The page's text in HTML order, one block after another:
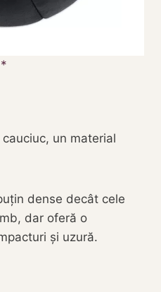
un material
dense decât cele
dar oferă o
și uzură.